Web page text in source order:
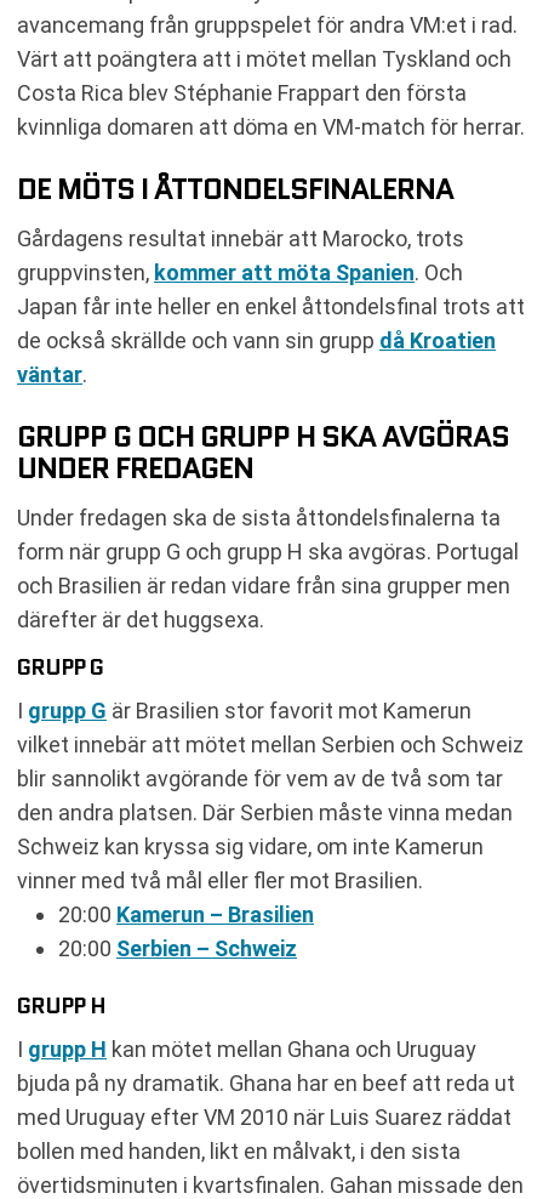
avancemang från gruppspelet för andra VM:et i rad.
Värt att poängtera att i mötet mellan Tyskland och
Costa Rica blev Stéphanie Frappart den första
kvinnliga domaren att döma en VM-match för herrar.
DE MÖTS I ÅTTONDELSFINALERNA
Gårdagens resultat innebär att Marocko, trots
gruppvinsten, kommer att möta Spanien. Och
Japan får inte heller en enkel åttondelsfinal trots att
de också skrällde och vann sin grupp då Kroatien
väntar.
GRUPP G OCH GRUPP H SKA AVGÖRAS
UNDER FREDAGEN
Under fredagen ska de sista åttondelsfinalerna ta
form när grupp G och grupp H ska avgöras. Portugal
och Brasilien är redan vidare från sina grupper men
därefter är det huggsexa.
GRUPP G
I grupp G är Brasilien stor favorit mot Kamerun
vilket innebär att mötet mellan Serbien och Schweiz
blir sannolikt avgörande för vem av de två som tar
den andra platsen. Där Serbien måste vinna medan
Schweiz kan kryssa sig vidare, om inte Kamerun
vinner med två mål eller fler mot Brasilien.
20:00 Kamerun – Brasilien
20:00 Serbien – Schweiz
GRUPP H
I grupp H kan mötet mellan Ghana och Uruguay
bjuda på ny dramatik. Ghana har en beef att reda ut
med Uruguay efter VM 2010 när Luis Suarez räddat
bollen med handen, likt en målvakt, i den sista
övertidsminuten i kvartsfinalen. Gahan missade den